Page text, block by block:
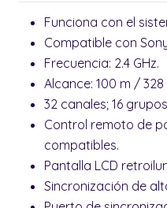
Funciona con el
Compatible con
Frecuencia: 2.4 GHz.
Alcance: 100 m / 328
32 canales; 16
Control remoto de
compatibles.
Pantalla LCD
Sincronización de